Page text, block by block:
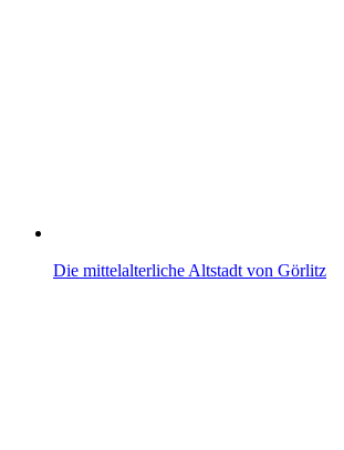
Die mittelalterliche Altstadt von Görlitz